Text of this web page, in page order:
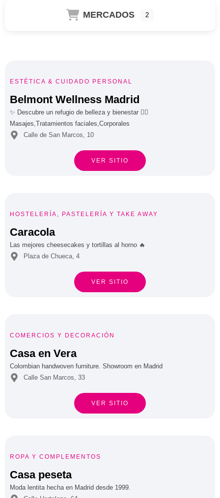
MERCADOS 2
ESTÉTICA & CUIDADO PERSONAL
Belmont Wellness Madrid
✨ Descubre un refugio de belleza y bienestar 💆‍♀️
Masajes,Tratamientos faciales,Corporales
Calle de San Marcos, 10
VER SITIO
HOSTELERÍA , PASTELERÍA Y TAKE AWAY
Caracola
Las mejores cheesecakes y tortillas al horno 🔥
Plaza de Chueca, 4
VER SITIO
COMERCIOS Y DECORACIÓN
Casa en Vera
Colombian handwoven furniture. Showroom en Madrid
Calle San Marcos, 33
VER SITIO
ROPA Y COMPLEMENTOS
Casa peseta
Moda lentita hecha en Madrid desde 1999.